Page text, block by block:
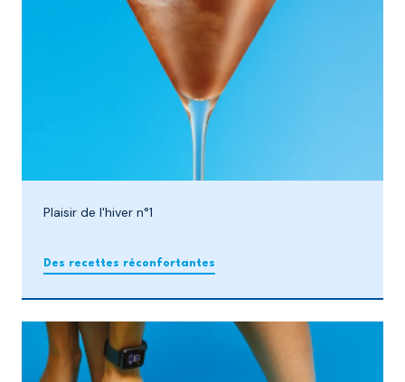
Plaisir de l'hiver n°1
Des recettes réconfortantes